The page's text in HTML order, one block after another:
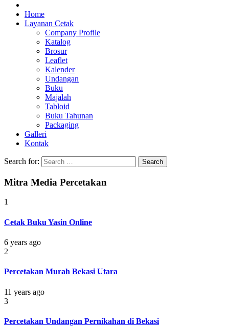
Jasa Cetak Online DMG Printing
Home
Layanan Cetak
Company Profile
Katalog
Brosur
Leaflet
Kalender
Undangan
Buku
Majalah
Tabloid
Buku Tahunan
Packaging
Galleri
Kontak
Search for:
Mitra Media Percetakan
1
Cetak Buku Yasin Online
6 years ago
2
Percetakan Murah Bekasi Utara
11 years ago
3
Percetakan Undangan Pernikahan di Bekasi